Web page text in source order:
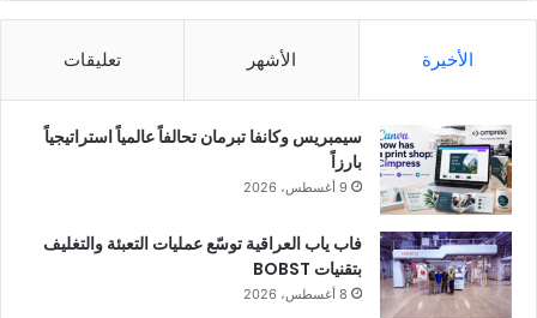
الأخيرة الأشهر تعليقات
سيمبريس وكانفا تبرمان تحالفاً عالمياً استراتيجياً
بارزاً
9 أغسطس، 2026
فاب ياب العراقية توسّع عمليات التعبئة والتغليف
بتقنيات BOBST
8 أغسطس، 2026